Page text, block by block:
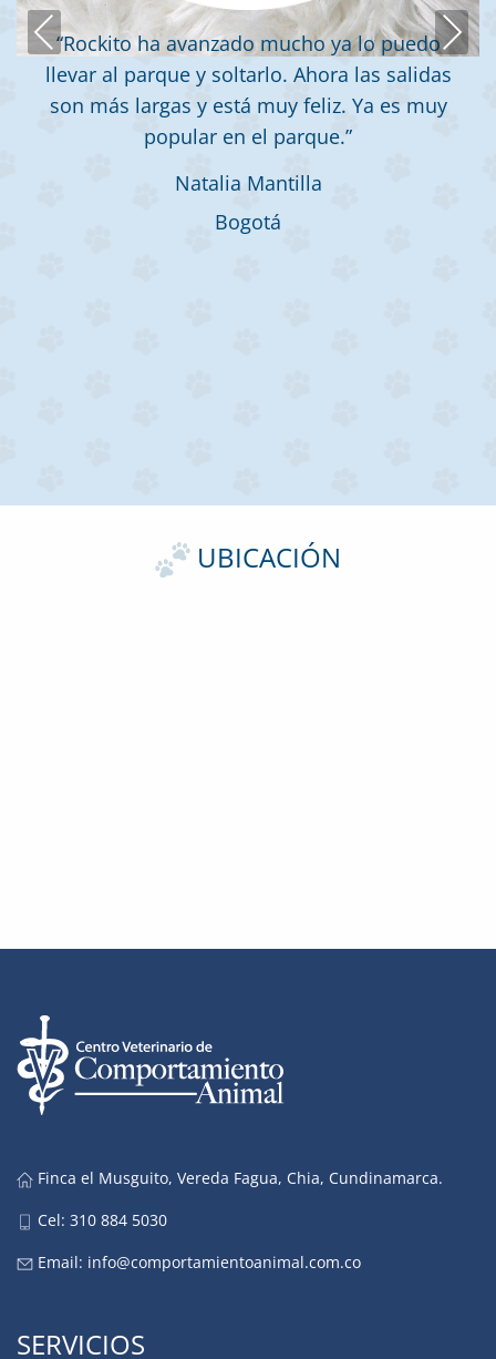
“Rockito ha avanzado mucho ya lo puedo
llevar al parque y soltarlo. Ahora las salidas
son más largas y está muy feliz. Ya es muy
popular en el parque.”
Natalia Mantilla
Bogotá
Previous Next
UBICACIÓN
Finca el Musguito, Vereda Fagua, Chia, Cundinamarca.
Cel: 310 884 5030
Email: info@comportamientoanimal.com.co
SERVICIOS